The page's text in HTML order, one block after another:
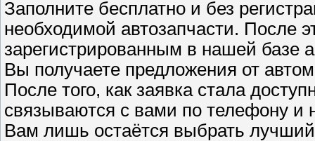
Заполните бесплатно и без
необходимой автозапчасти. После
зарегистрированным в нашей базе
Вы получаете предложения от
После того, как заявка стала
связываются с вами по телефону и
Вам лишь остаётся выбрать